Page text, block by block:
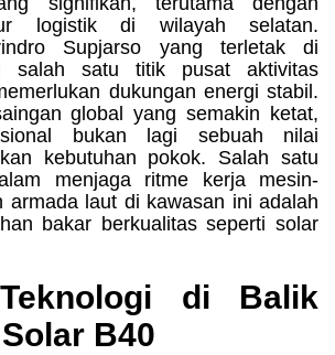
logistik di wilayah selatan.
Supjarso yang terletak di
salah satu titik pusat aktivitas
dukungan energi stabil.
global yang semakin ketat,
bukan lagi sebuah nilai
kebutuhan pokok. Salah satu
menjaga ritme kerja mesin-
armada laut di kawasan ini adalah
bakar berkualitas seperti solar
di Balik
B40